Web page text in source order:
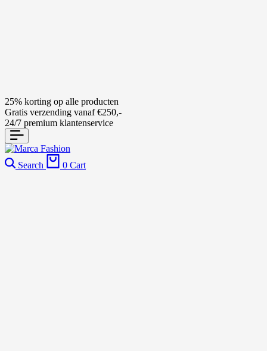
25% korting op alle producten
Gratis verzending vanaf €250,-
24/7 premium klantenservice
Search 0 Cart